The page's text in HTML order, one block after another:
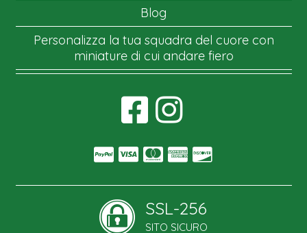
Blog
Personalizza la tua squadra del cuore con
miniature di cui andare fiero
SSL-256
SITO SICURO